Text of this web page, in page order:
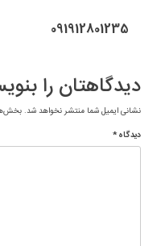
091912801235
دیدگاهتان را
نشانی ایمیل شما منتشر نخواهد شد.
دیدگاه*